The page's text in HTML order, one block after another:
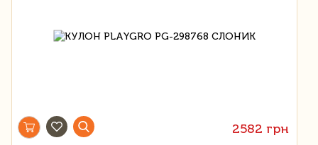
2582 грн